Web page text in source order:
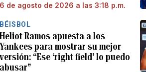
6 de agosto de 2026 a las 3:18 p.m.
BÉISBOL
Heliot Ramos apuesta a los
Yankees para mostrar su mejor
versión: “Ese ‘right field’ lo puedo
abusar”